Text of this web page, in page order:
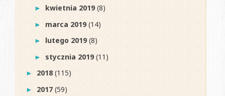
► kwietnia 2019(8)
► marca 2019(14)
► lutego 2019(8)
► stycznia 2019(11)
► 2018(115)
► 2017(59)